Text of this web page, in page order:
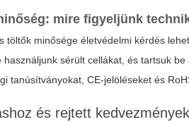
mire figyeljünk
töltők minősége életvédelmi kérdés
használjunk sérült cellákat, és tartsuk
tanúsítványokat, CE-jelöléseket és
és rejtett